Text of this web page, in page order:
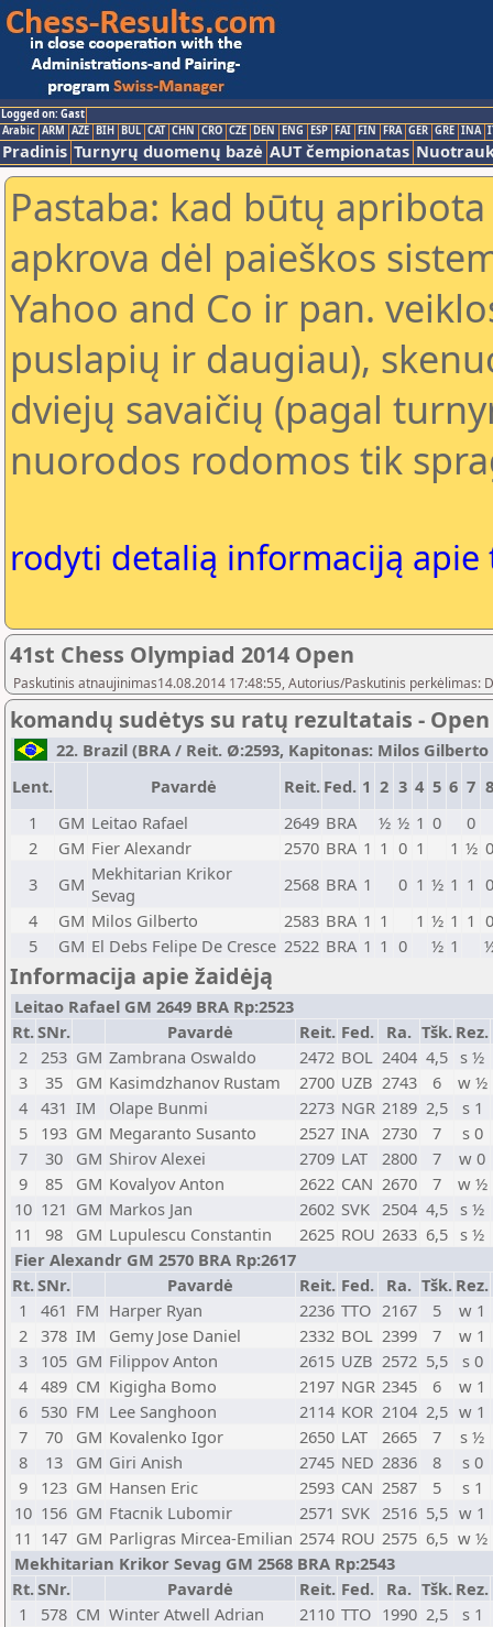
Logged on: Gast
Arabic ARM AZE BIH BUL CAT CHN CRO CZE DEN ENG ESP FAI FIN FRA GER GRE INA
Pradinis Turnyrų duomenų bazė AUT čempionatas
Pastaba: kad būtų
apkrova dėl paieškos
Yahoo and Co ir pan.
puslapių ir daugiau),
dviejų savaičių (pagal
nuorodos rodomos tik
rodyti detalią informaciją
41st Chess Olympiad 2014 Open
Paskutinis atnaujinimas14.08.2014 17:48:55, Autorius/Paskutinis perkėlimas:
komandų sudėtys su ratų rezultatais - Open
22. Brazil (BRA / Reit. Ø:2593, Kapitonas: Milos Gilberto
Lent.
Pavardė Reit. Fed. 1 2 3 4 5 6 7 8
1
GM Leitao Rafael 2649 BRA ½ ½ 1 0
0
2
GM Fier Alexandr 2570 BRA 1 1 0 1 1 ½
3
GM Mekhitarian Krikor
Sevag
2568 BRA 1 0 1 ½ 1 1
4
GM Milos Gilberto 2583 BRA 1 1 1 ½ 1 1
5
GM El Debs Felipe De Cresce 2522 BRA 1 1 0 ½ 1
Informacija apie žaidėją
Leitao Rafael GM 2649 BRA Rp:2523
Rt.SNr. Pavardė Reit. Fed. Ra. Tšk. Rez.
2
253 GM Zambrana Oswaldo 2472 BOL 2404 4,5 s ½
3
35 GM Kasimdzhanov Rustam 2700 UZB 2743 6
w ½
4
431 IM Olape Bunmi 2273 NGR 2189 2,5
s 1
5
193 GM Megaranto Susanto 2527 INA 2730 7
s 0
7
30 GM Shirov Alexei 2709 LAT 2800 7
w 0
9
85 GM Kovalyov Anton 2622 CAN 2670 7
w ½
10 121 GM Markos Jan 2602 SVK 2504 4,5 s ½
11
98 GM Lupulescu Constantin 2625 ROU 2633 6,5 s ½
Fier Alexandr GM 2570 BRA Rp:2617
Rt.SNr. Pavardė Reit. Fed. Ra. Tšk. Rez.
1
461 FM Harper Ryan 2236 TTO 2167 5
w 1
2
378 IM Gemy Jose Daniel 2332 BOL 2399 7
w 1
3
105 GM Filippov Anton 2615 UZB 2572 5,5
s 0
4
489 CM Kigigha Bomo 2197 NGR 2345 6
w 1
6
530 FM Lee Sanghoon 2114 KOR 2104 2,5 w 1
7
70 GM Kovalenko Igor 2650 LAT 2665 7
s ½
8
13 GM Giri Anish 2745 NED 2836 8
s 0
9
123 GM Hansen Eric 2593 CAN 2587 5
s 1
10 156 GM Ftacnik Lubomir 2571 SVK 2516 5,5 w 1
11 147 GM Parligras Mircea-Emilian 2574 ROU 2575 6,5 w ½
Mekhitarian Krikor Sevag GM 2568 BRA Rp:2543
Rt.SNr. Pavardė Reit. Fed. Ra. Tšk. Rez.
1
578 CM Winter Atwell Adrian 2110 TTO 1990 2,5
s 1